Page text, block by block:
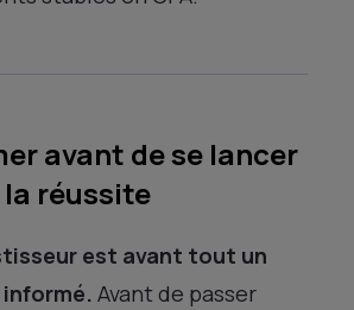
avant de se lancer
la réussite
est avant tout un
Avant de passer